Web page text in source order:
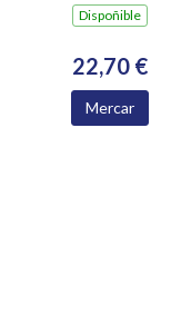
Dispoñible
22,70 €
Mercar